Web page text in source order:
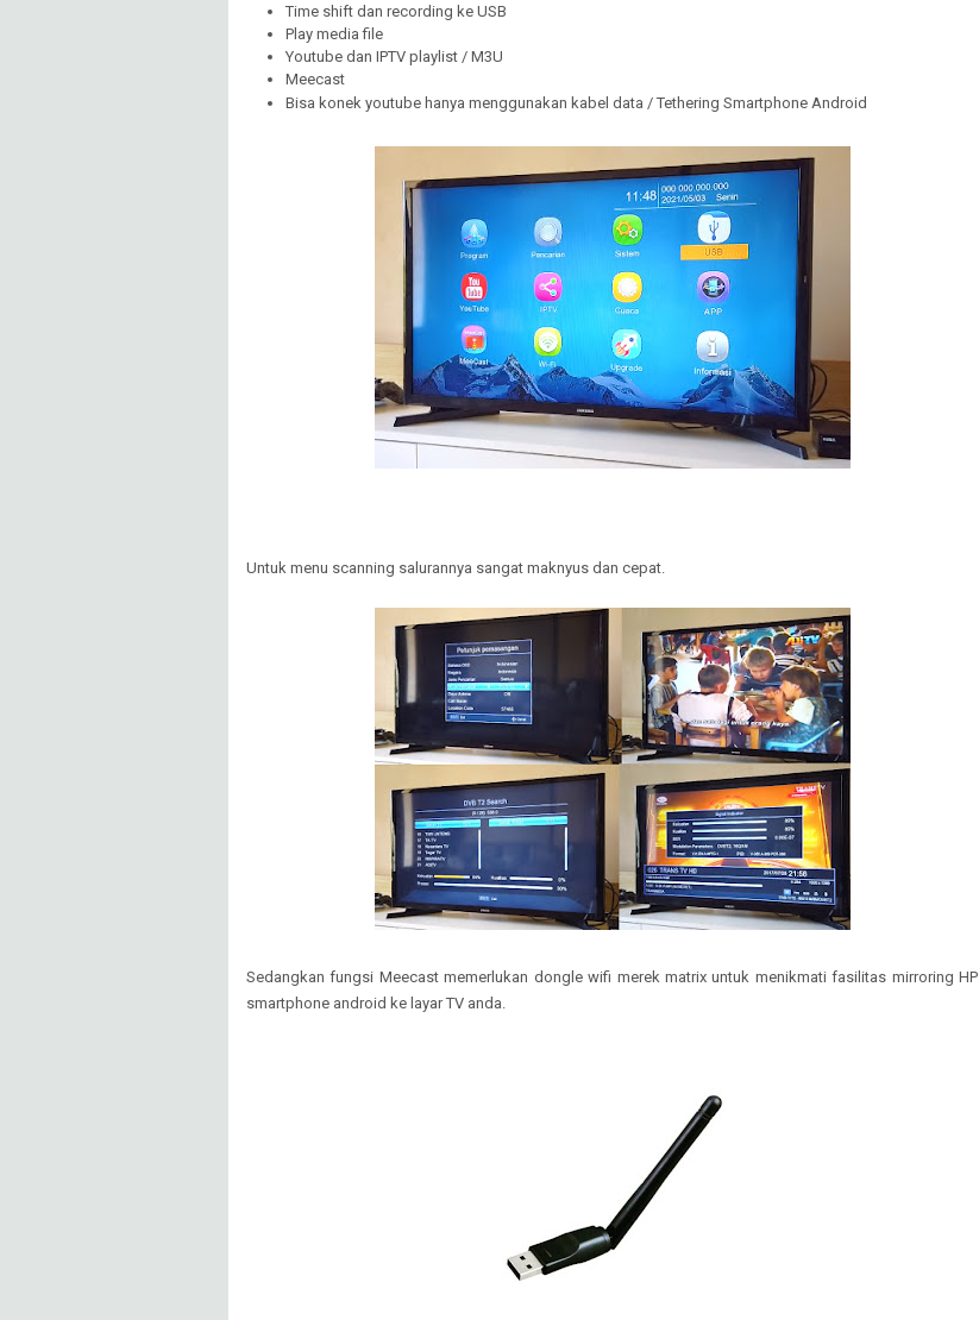
Time shift dan recording ke USB
Play media file
Youtube dan IPTV playlist / M3U
Meecast
Bisa konek youtube hanya menggunakan kabel data / Tethering Smartphone Android
Untuk menu scanning salurannya sangat maknyus dan cepat.
Sedangkan fungsi Meecast memerlukan dongle wifi merek matrix untuk menikmati fasilitas mirroring HP
smartphone android ke layar TV anda.